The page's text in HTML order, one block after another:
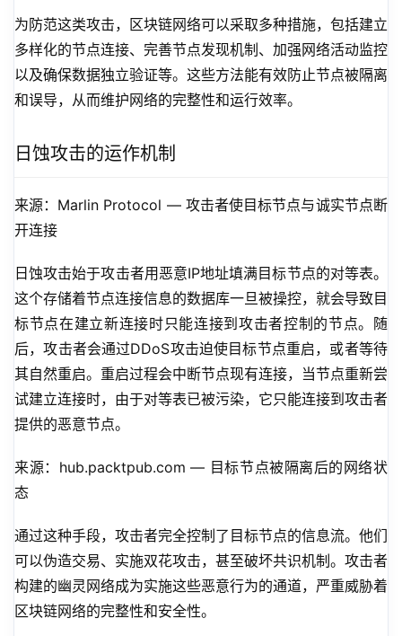
为防范这类攻击，区块链网络可以采取多种措施，包括建立
多样化的节点连接、完善节点发现机制、加强网络活动监控
以及确保数据独立验证等。这些方法能有效防止节点被隔离
和误导，从而维护网络的完整性和运行效率。
日蚀攻击的运作机制
来源：Marlin Protocol — 攻击者使目标节点与诚实节点断
开连接
日蚀攻击始于攻击者用恶意IP地址填满目标节点的对等表。
这个存储着节点连接信息的数据库一旦被操控，就会导致目
标节点在建立新连接时只能连接到攻击者控制的节点。随
后，攻击者会通过DDoS攻击迫使目标节点重启，或者等待
其自然重启。重启过程会中断节点现有连接，当节点重新尝
试建立连接时，由于对等表已被污染，它只能连接到攻击者
提供的恶意节点。
来源：hub.packtpub.com — 目标节点被隔离后的网络状
态
通过这种手段，攻击者完全控制了目标节点的信息流。他们
可以伪造交易、实施双花攻击，甚至破坏共识机制。攻击者
构建的幽灵网络成为实施这些恶意行为的通道，严重威胁着
区块链网络的完整性和安全性。